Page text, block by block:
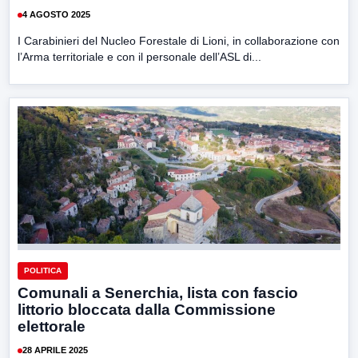
4 AGOSTO 2025
I Carabinieri del Nucleo Forestale di Lioni, in collaborazione con
l’Arma territoriale e con il personale dell’ASL di...
POLITICA
Comunali a Senerchia, lista con fascio
littorio bloccata dalla Commissione
elettorale
28 APRILE 2025